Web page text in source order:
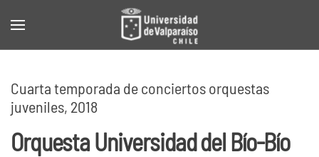
Skip to main content
Cuarta temporada de conciertos orquestas
juveniles, 2018
Orquesta Universidad del Bío-Bío